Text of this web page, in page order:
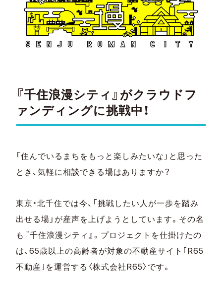
『千住浪漫シティ』がクラウドフ
ァンディングに挑戦中！
「住んでいるまちをもっと楽しみたいな」と思った
とき、気軽に相談できる場はありますか？
東京・北千住では今、「挑戦したい人が一歩を踏み
出せる場」が産声を上げようとしています。その名
も『千住浪漫シティ』。プロジェクトを仕掛けたの
は、65歳以上の高齢者が対象の不動産サイト｢R65
不動産｣を運営する〈株式会社R65〉です。